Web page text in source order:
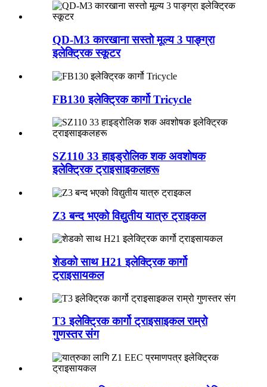
QD-M3 कारखाना सस्तो मूल्य 3 पाङ्ग्रा
इलेक्ट्रिक स्कूटर
FB130 इलेक्ट्रिक कार्गो Tricycle
SZ110 33 हाइड्रोलिक शक अवशोषक
इलेक्ट्रिक ट्राइसाइकलहरू
Z3 बन्द भएको विद्युतीय यात्रु ट्राइकल
शेडको साथ H21 इलेक्ट्रिक कार्गो
ट्राइसायकल
T3 इलेक्ट्रिक कार्गो ट्राइसाइकल राम्रो
गुणस्तर संग